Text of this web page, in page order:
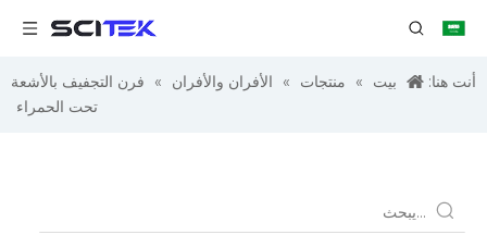
أنت هنا: بيت » منتجات » الأفران والأفران »
فرن التجفيف بالأشعة
تحت الحمراء